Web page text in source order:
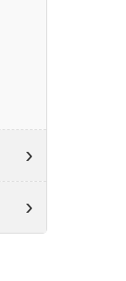
›
›